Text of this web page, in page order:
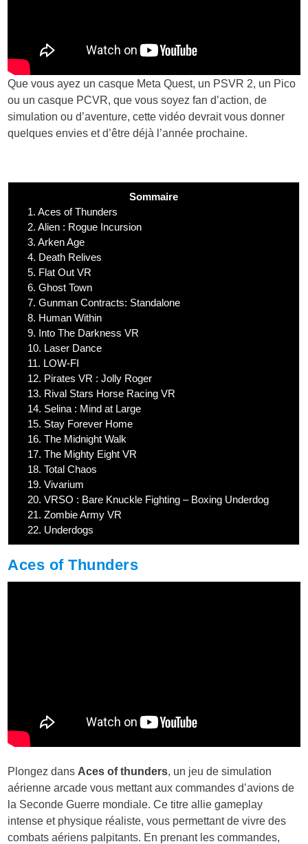
Que vous ayez un casque Meta Quest, un PSVR 2, un Pico
ou un casque PCVR, que vous soyez fan d’action, de
simulation ou d’aventure, cette vidéo devrait vous donner
quelques envies et d’être déjà l’année prochaine.
Sommaire
1. Aces of Thunders
2. Alien : Rogue Incursion
3. Arken Age
4. Death Relives
5. Flat Out VR
6. Ghost Town
7. Gunman Contracts: Standalone
8. Human Within
9. Into The Darkness VR
10. Laser Dance
11. LOW-FI
12. Pirates VR : Jolly Roger
13. Rival Stars Horse Racing VR
14. Selina : Mind at Large
15. Stay Forever Home
16. The Midnight Walk
17. The Mighty Eight VR
18. Total Chaos
19. Vivarium
20. VRSO : Bare Knuckle Fighting – Boxing Underdog
21. Zombie Army VR
22. Underdogs
Aces of Thunders
Plongez dans Aces of thunders, un jeu de simulation
aérienne arcade vous mettant aux commandes d’avions de
la Seconde Guerre mondiale. Ce titre allie gameplay
intense et physique réaliste, vous permettant de vivre des
combats aériens palpitants. En prenant les commandes,